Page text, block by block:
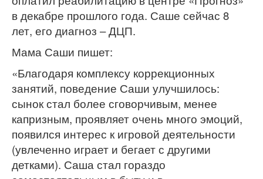
в декабре прошлого года. Саше сейчас 8
лет, его диагноз – ДЦП.
Мама Саши пишет:
«Благодаря комплексу коррекционных
занятий, поведение Саши улучшилось:
сынок стал более сговорчивым, менее
капризным, проявляет очень много эмоций,
появился интерес к игровой деятельности
(увлеченно играет и бегает с другими
детками). Саша стал гораздо